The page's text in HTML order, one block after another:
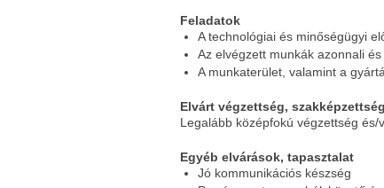
Feladatok
A technológiai és minőségügyi
Az elvégzett munkák azonnali
A munkaterület, valamint a
Elvárt végzettség, szakképzettség
Legalább középfokú végzettség
Egyéb elvárások, tapasztalat
Jó kommunikációs készség